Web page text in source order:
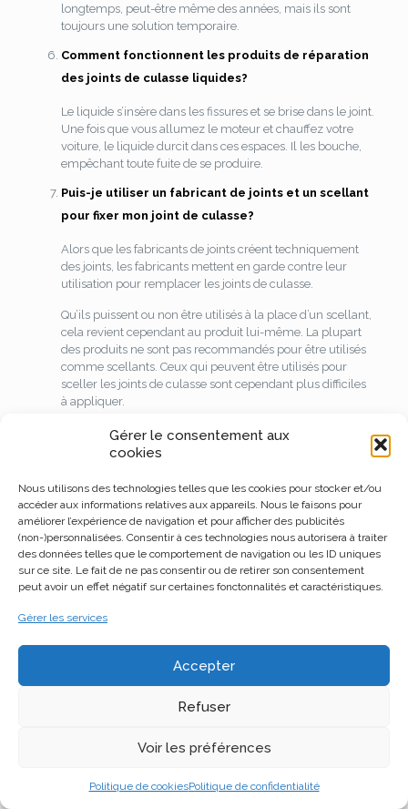
Gérer le consentement aux
cookies
Nous utilisons des technologies telles que les cookies pour stocker et/ou
accéder aux informations relatives aux appareils. Nous le faisons pour
améliorer l’expérience de navigation et pour afficher des publicités
(non-)personnalisées. Consentir à ces technologies nous autorisera à traiter
des données telles que le comportement de navigation ou les ID uniques
sur ce site. Le fait de ne pas consentir ou de retirer son consentement
peut avoir un effet négatif sur certaines fonctonnalités et caractéristiques.
Gérer les services
Accepter
Refuser
Voir les préférences
Politique de cookiesPolitique de confidentialité
longtemps, peut-être même des années, mais ils sont
toujours une solution temporaire.
Comment fonctionnent les produits de réparation
des joints de culasse liquides?
Le liquide s’insère dans les fissures et se brise dans le joint.
Une fois que vous allumez le moteur et chauffez votre
voiture, le liquide durcit dans ces espaces. Il les bouche,
empêchant toute fuite de se produire.
Puis-je utiliser un fabricant de joints et un scellant
pour fixer mon joint de culasse?
Alors que les fabricants de joints créent techniquement
des joints, les fabricants mettent en garde contre leur
utilisation pour remplacer les joints de culasse.
Qu’ils puissent ou non être utilisés à la place d’un scellant,
cela revient cependant au produit lui-même. La plupart
des produits ne sont pas recommandés pour être utilisés
comme scellants. Ceux qui peuvent être utilisés pour
sceller les joints de culasse sont cependant plus difficiles
à appliquer.
En raison de leur composition plus épaisse, car la plupart
d’entre eux sont en silicium, ils devraient être appliqués
retirer votre joint, le sécher complètement avant
d’appliquer le fabricant de joints.
Où acheter les meilleurs scellants
pour joints de culasse?
Vous avez probablement déjà pris votre décision et il ne vous
reste plus qu’à appuyer sur ce bouton d’achat, non? Voici ce
ne le souhaiterions pour faire des achats sur Amazon. Eh
fiables, sinon les plus fiables du marché. Sans parler de